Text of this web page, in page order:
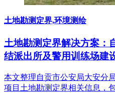
土地勘测定界,环境测绘
土地勘测定界解决方案：
结派出所及警用训练场建
本文整理自贡市公安局大安分
项目土地勘测定界相关信息，